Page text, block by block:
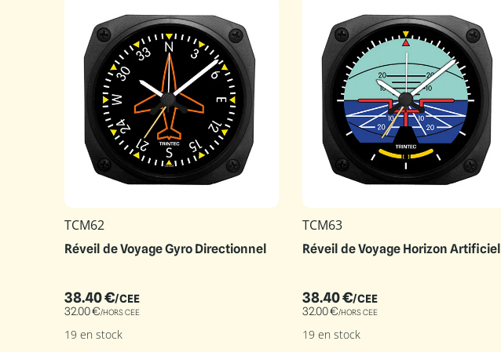
TCM62
Réveil de Voyage Gyro Directionnel
38.40€/CEE
32.00€/HORS CEE
19 en stock
TCM63
Réveil de Voyage Horizon Artificiel
38.40€/CEE
32.00€/HORS CEE
19 en stock